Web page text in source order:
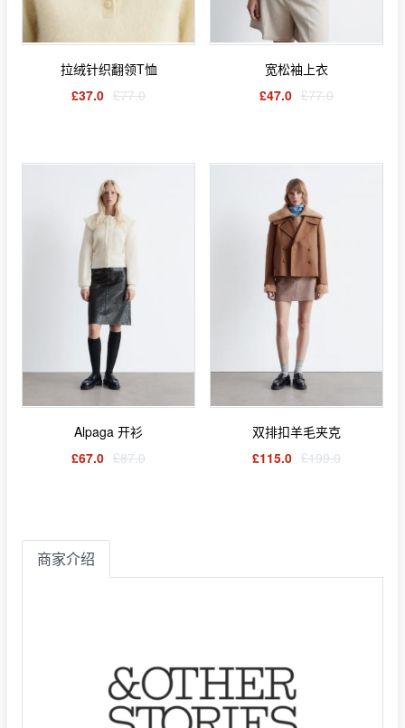
拉绒针织翻领T恤
£37.0 £77.0
宽松袖上衣
£47.0 £77.0
Alpaga 开衫
£67.0 £87.0
双排扣羊毛夹克
£115.0 £199.0
商家介绍